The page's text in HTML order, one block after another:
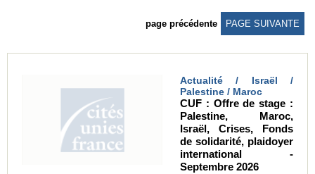
page précédente PAGE SUIVANTE
Actualité / Israël /
Palestine / Maroc
CUF : Offre de stage :
Palestine, Maroc,
Israël, Crises, Fonds
de solidarité, plaidoyer
international -
Septembre 2026